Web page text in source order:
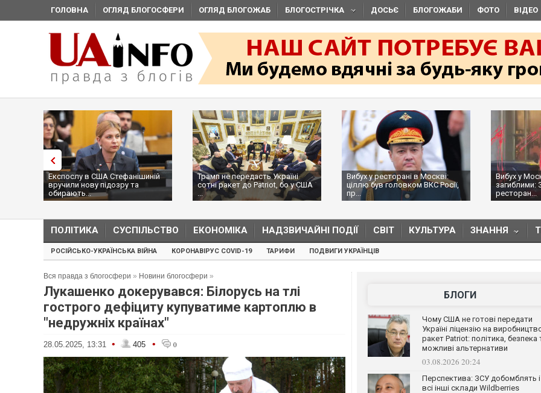
ГОЛОВНА ОГЛЯД БЛОГОСФЕРИ ОГЛЯД БЛОГОЖАБ БЛОГОСТРІЧКА ДОСЬЄ БЛОГОЖАБИ ФОТО ВІДЕО
Експослу в США Стефанішиній
вручили нову підозру та
обирають...
Трамп не передасть Україні
сотні ракет до Patriot, бо у США
...
Вибух у ресторані в Москві:
ціллю був головком ВКС Росії,
пр...
Вибух у
загиблими:
ресторан...
ПОЛІТИКА СУСПІЛЬСТВО ЕКОНОМІКА НАДЗВИЧАЙНІ ПОДІЇ СВІТ КУЛЬТУРА ЗНАННЯ
РОСІЙСЬКО-УКРАЇНСЬКА ВІЙНА КОРОНАВІРУС COVID-19 ТАРИФИ ПОДВИГИ УКРАЇНЦІВ
Вся правда з блогосфери » Новини блогосфери »
Лукашенко докерувався: Білорусь на тлі
гострого дефіциту купуватиме картоплю в
"недружніх країнах"
28.05.2025, 13:31 • 405 • 0
БЛОГИ
Чому США не готові передати
Україні ліцензію на
ракет Patriot: політика, безпека
можливі альтернативи
03.08.2026 20:24
Перспектива: ЗСУ добомблять і
всі інші склади Wildberries